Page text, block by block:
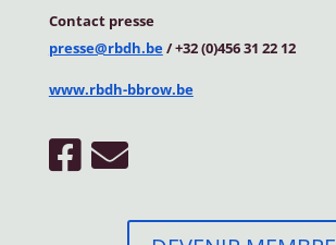
Contact presse
presse@rbdh.be/ +32 (0)456 31 22 12
www.rbdh-bbrow.be